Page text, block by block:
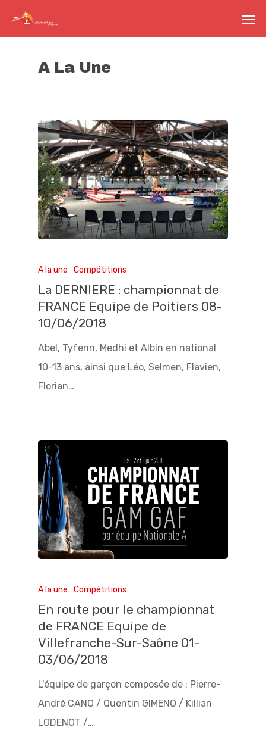
A La Une
A la une Compétitions
La DERNIERE : championnat de
FRANCE Equipe de Poitiers 08-
10/06/2018
Abel, Tyfenn, Medhi et Albin en national
10-13 ans, ainsi que Léo, Selmen, Flavien,
Florian…
A la une Compétitions
En route pour le championnat
de FRANCE Equipe de
Villefranche-Sur-Saône 01-
03/06/2018
L'équipe de garçon composée de : Pierre-
André CANO / Quentin GIMENO / Killian
LODENOT /…